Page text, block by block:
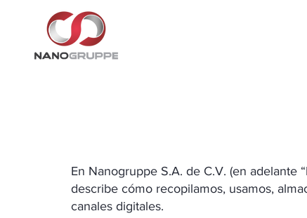
​En Nanogruppe S.A. de C.V. (en adelante
describe cómo recopilamos, usamos,
canales digitales.